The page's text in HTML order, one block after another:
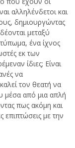
αλληλένδετοι και
δημιουργώντας
μεταξύ
ένα ίχνος
εκ των
ίδιες; Είναι
να
τον θεατή να
μέσα από μια απλή
πως ακόμη και
επιπτώσεις με την